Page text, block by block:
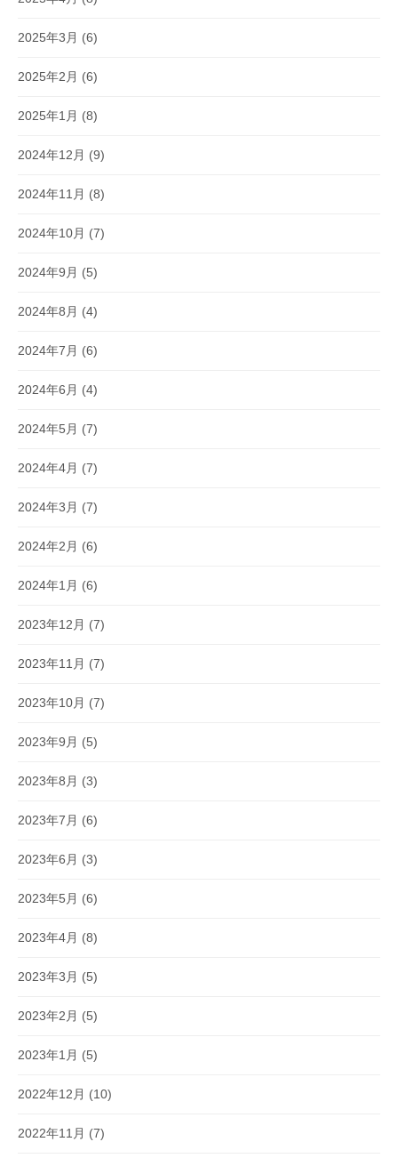
2025年3月 (6)
2025年2月 (6)
2025年1月 (8)
2024年12月 (9)
2024年11月 (8)
2024年10月 (7)
2024年9月 (5)
2024年8月 (4)
2024年7月 (6)
2024年6月 (4)
2024年5月 (7)
2024年4月 (7)
2024年3月 (7)
2024年2月 (6)
2024年1月 (6)
2023年12月 (7)
2023年11月 (7)
2023年10月 (7)
2023年9月 (5)
2023年8月 (3)
2023年7月 (6)
2023年6月 (3)
2023年5月 (6)
2023年4月 (8)
2023年3月 (5)
2023年2月 (5)
2023年1月 (5)
2022年12月 (10)
2022年11月 (7)